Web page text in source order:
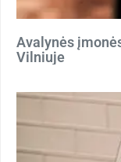
Avalynės
Vilniuje